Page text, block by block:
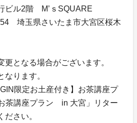
ル2階 M’ｓSQUARE
県さいたま市大宮区桜木
となる場合がございます。
ります。
限定お土産付き】お茶講座プ
茶講座プラン in 大宮」リター
ださい。